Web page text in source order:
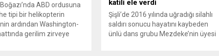
ABD ordusuna
tipi bir helikopterin
ardından Washington-
gerilim zirveye
katili ele verdi
Şişli’de 2016 yılında uğradığı silahlı
saldırı sonucu hayatını kaybeden
ünlü dans grubu Mezdeke’nin üyesi